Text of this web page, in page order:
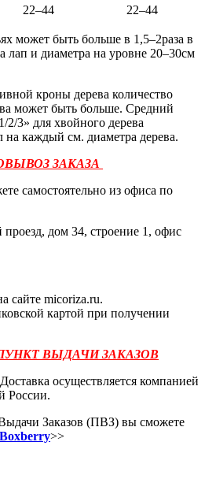
22–44 22–44
может быть больше в 1,5–2раза в
лап и диаметра на уровне 20–30см
кроны дерева количество
может быть больше. Средний
2/3» для хвойного дерева
на каждый см. диаметра дерева.
ЗАКАЗА
самостоятельно из офиса по
дом 34, строение 1, офис
сайте micoriza.ru.
картой при получении
ВЫДАЧИ ЗАКАЗОВ
осуществляется компанией
России.
Заказов (ПВЗ) вы сможете
Boxberry>>